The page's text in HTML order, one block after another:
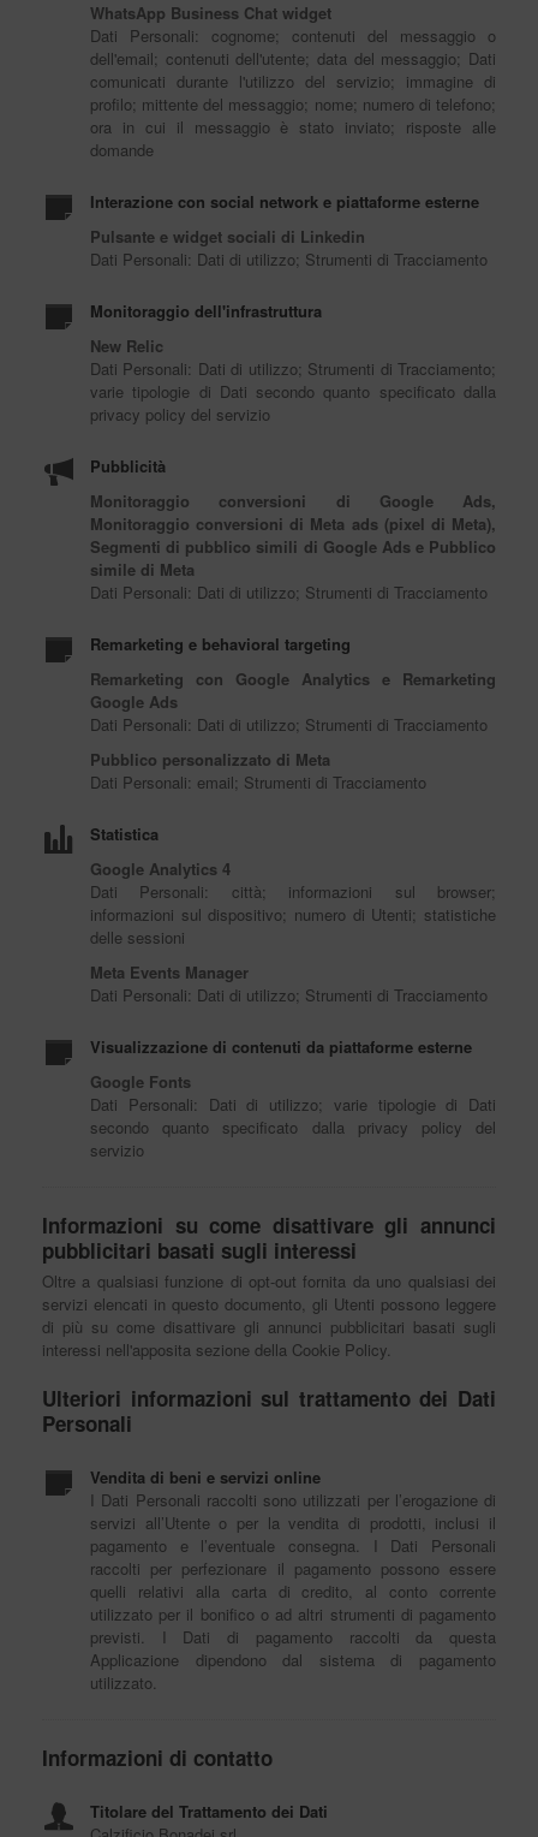
WhatsApp Business Chat widget
Dati Personali: cognome; contenuti del messaggio o
dell'email; contenuti dell'utente; data del messaggio; Dati
comunicati durante l'utilizzo del servizio; immagine di
profilo; mittente del messaggio; nome; numero di telefono;
ora in cui il messaggio è stato inviato; risposte alle
domande
Interazione con social network e piattaforme esterne
Pulsante e widget sociali di Linkedin
Dati Personali: Dati di utilizzo; Strumenti di Tracciamento
Monitoraggio dell'infrastruttura
New Relic
Dati Personali: Dati di utilizzo; Strumenti di Tracciamento;
varie tipologie di Dati secondo quanto specificato dalla
privacy policy del servizio
Pubblicità
Monitoraggio conversioni di Google Ads,
Monitoraggio conversioni di Meta ads (pixel di Meta),
Segmenti di pubblico simili di Google Ads e Pubblico
simile di Meta
Dati Personali: Dati di utilizzo; Strumenti di Tracciamento
Remarketing e behavioral targeting
Remarketing con Google Analytics e Remarketing
Google Ads
Dati Personali: Dati di utilizzo; Strumenti di Tracciamento
Pubblico personalizzato di Meta
Dati Personali: email; Strumenti di Tracciamento
Statistica
Google Analytics 4
Dati Personali: città; informazioni sul browser;
informazioni sul dispositivo; numero di Utenti; statistiche
delle sessioni
Meta Events Manager
Dati Personali: Dati di utilizzo; Strumenti di Tracciamento
Visualizzazione di contenuti da piattaforme esterne
Google Fonts
Dati Personali: Dati di utilizzo; varie tipologie di Dati
secondo quanto specificato dalla privacy policy del
servizio
Informazioni su come disattivare gli annunci
pubblicitari basati sugli interessi
Oltre a qualsiasi funzione di opt-out fornita da uno qualsiasi dei
servizi elencati in questo documento, gli Utenti possono leggere
di più su come disattivare gli annunci pubblicitari basati sugli
interessi nell'apposita sezione della Cookie Policy.
Ulteriori informazioni sul trattamento dei Dati
Personali
Vendita di beni e servizi online
I Dati Personali raccolti sono utilizzati per l’erogazione di
servizi all’Utente o per la vendita di prodotti, inclusi il
pagamento e l’eventuale consegna. I Dati Personali
raccolti per perfezionare il pagamento possono essere
quelli relativi alla carta di credito, al conto corrente
utilizzato per il bonifico o ad altri strumenti di pagamento
previsti. I Dati di pagamento raccolti da questa
Applicazione dipendono dal sistema di pagamento
utilizzato.
Informazioni di contatto
Titolare del Trattamento dei Dati